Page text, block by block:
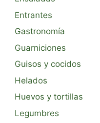
Entrantes
Gastronomía
Guarniciones
Guisos y cocidos
Helados
Huevos y tortillas
Legumbres